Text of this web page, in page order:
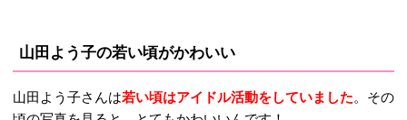
山田よう子の若い頃がかわいい
山田よう子さんは若い頃はアイドル活動をしていました。その